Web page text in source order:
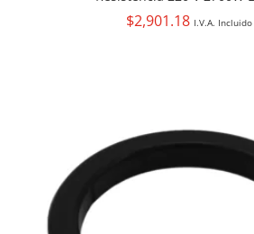
$2,901.18 I.V.A. Incluido